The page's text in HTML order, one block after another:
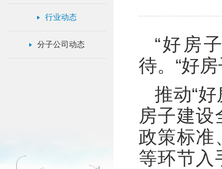
行业动态
分子公司动态
“好房
待。“好
推动“
房子建设
政策标准
等环节入